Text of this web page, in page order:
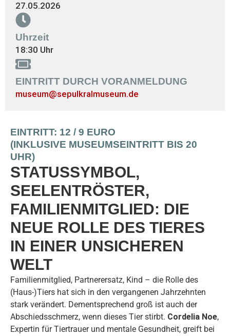
27.05.2026
Uhrzeit
18:30 Uhr
EINTRITT DURCH VORANMELDUNG
museum@sepulkralmuseum.de
EINTRITT: 12 / 9 EURO
(INKLUSIVE MUSEUMSEINTRITT BIS 20
UHR)
STATUSSYMBOL,
SEELENTRÖSTER,
FAMILIENMITGLIED: DIE
NEUE ROLLE DES TIERES
IN EINER UNSICHEREN
WELT
Familienmitglied, Partnerersatz, Kind – die Rolle des
(Haus-)Tiers hat sich in den vergangenen Jahrzehnten
stark verändert. Dementsprechend groß ist auch der
Abschiedsschmerz, wenn dieses Tier stirbt. Cordelia Noe,
Expertin für Tiertrauer und mentale Gesundheit, greift bei